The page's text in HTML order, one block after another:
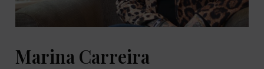
Marina Carreira